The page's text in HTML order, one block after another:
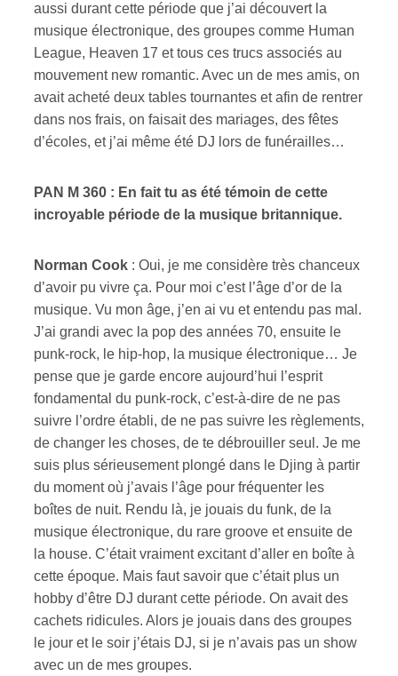
aussi durant cette période que j’ai découvert la
musique électronique, des groupes comme Human
League, Heaven 17 et tous ces trucs associés au
mouvement new romantic. Avec un de mes amis, on
avait acheté deux tables tournantes et afin de rentrer
dans nos frais, on faisait des mariages, des fêtes
d’écoles, et j’ai même été DJ lors de funérailles…
PAN M 360 : En fait tu as été témoin de cette
incroyable période de la musique britannique.
Norman Cook : Oui, je me considère très chanceux
d’avoir pu vivre ça. Pour moi c’est l’âge d’or de la
musique. Vu mon âge, j’en ai vu et entendu pas mal.
J’ai grandi avec la pop des années 70, ensuite le
punk-rock, le hip-hop, la musique électronique… Je
pense que je garde encore aujourd’hui l’esprit
fondamental du punk-rock, c’est-à-dire de ne pas
suivre l’ordre établi, de ne pas suivre les règlements,
de changer les choses, de te débrouiller seul. Je me
suis plus sérieusement plongé dans le Djing à partir
du moment où j’avais l’âge pour fréquenter les
boîtes de nuit. Rendu là, je jouais du funk, de la
musique électronique, du rare groove et ensuite de
la house. C’était vraiment excitant d’aller en boîte à
cette époque. Mais faut savoir que c’était plus un
hobby d’être DJ durant cette période. On avait des
cachets ridicules. Alors je jouais dans des groupes
le jour et le soir j’étais DJ, si je n’avais pas un show
avec un de mes groupes.